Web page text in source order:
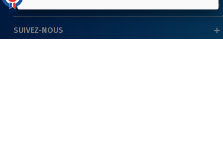
SUIVEZ-NOUS
INFORMATIONS
39 avis